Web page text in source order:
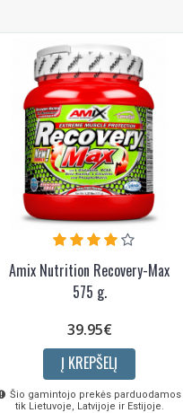
Amix Nutrition Recovery-Max
575 g.
39.95€
Į KREPŠELĮ
Šio gamintojo prekės parduodamos
tik Lietuvoje, Latvijoje ir Estijoje.